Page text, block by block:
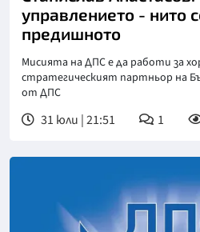
управлението - нито
предишното
Мисията на ДПС е да работи за
стратегическият партньор на
от ДПС
31 юли | 21:51 1